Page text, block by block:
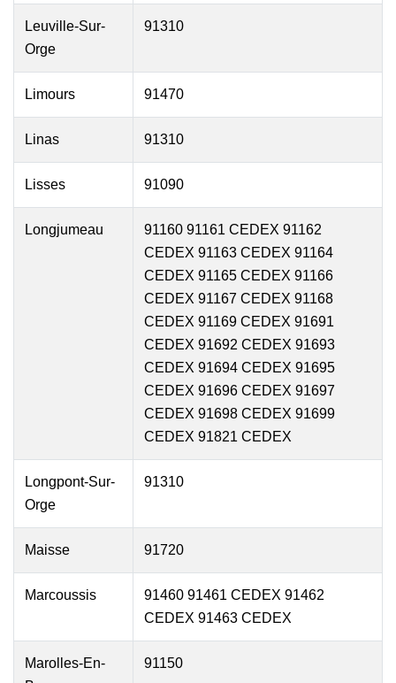
Leuville-Sur-
Orge
91310
Limours 91470
Linas 91310
Lisses 91090
Longjumeau
91160 91161 CEDEX 91162
CEDEX 91163 CEDEX 91164
CEDEX 91165 CEDEX 91166
CEDEX 91167 CEDEX 91168
CEDEX 91169 CEDEX 91691
CEDEX 91692 CEDEX 91693
CEDEX 91694 CEDEX 91695
CEDEX 91696 CEDEX 91697
CEDEX 91698 CEDEX 91699
CEDEX 91821 CEDEX
Longpont-Sur-
Orge
91310
Maisse 91720
Marcoussis
91460 91461 CEDEX 91462
CEDEX 91463 CEDEX
Marolles-En-
91150